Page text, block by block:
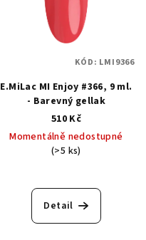
E.MiLac MI Enjoy #366, 9 ml.
- Barevný gellak
510 Kč
Momentálně nedostupné
(>5 ks)
Detail
KÓD: LMI9366